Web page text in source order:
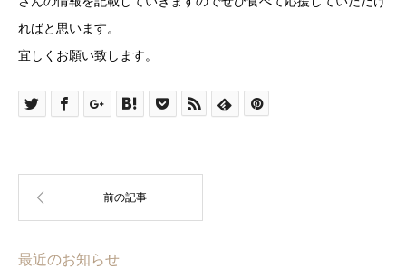
ればと思います。
宜しくお願い致します。
最近のお知らせ